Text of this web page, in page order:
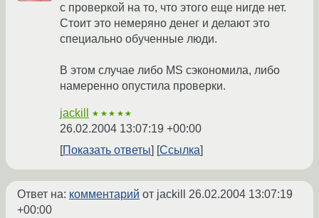
с проверкой на то, что этого еще нигде нет.
Стоит это немеряно денег и делают это
специально обученные люди.
В этом случае либо MS сэкономила, либо
намеренно опустила проверки.
jackill ★★★★★
26.02.2004 13:07:19 +00:00
Показать ответы
Ссылка
Ответ на: комментарий от jackill 26.02.2004 13:07:19
+00:00